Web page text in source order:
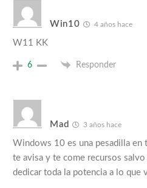
Win10 4 años hace
W11 KK
6 Responder
Mad 3 años hace
Windows 10 es una pesadilla en
te avisa y te come recursos
dedicar toda la potencia a lo que